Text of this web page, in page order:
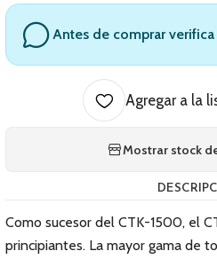
Antes de comprar
Agregar a la
Mostrar stock
Como sucesor del CTK-1500, el
principiantes. La mayor gama de